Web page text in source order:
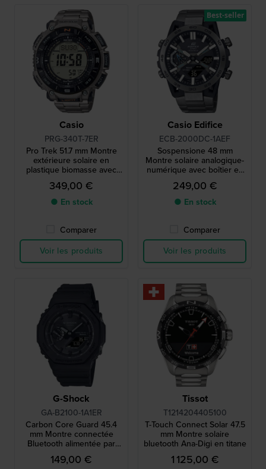
Casio
PRG-340T-7ER
Pro Trek 51.7 mm Montre
extérieure solaire en
plastique biomasse avec
cadran LCD duplex
349,00 €
● En stock
Comparer
Voir les produits
Casio Edifice
ECB-2000DC-1AEF
Sospensione 48 mm
Montre solaire analogique-
numérique avec boîtier en
carbone et Bluetooth
249,00 €
● En stock
Comparer
Voir les produits
Best-seller
G-Shock
GA-B2100-1A1ER
Carbon Core Guard 45.4
mm Montre connectée
Bluetooth alimentée par
énergie solaire
149,00 €
Tissot
T1214204405100
T-Touch Connect Solar 47.5
mm Montre solaire
bluetooth Ana-Digi en titane
1 125,00 €